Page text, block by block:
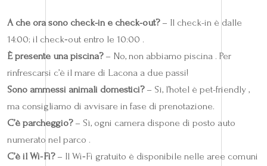
A che ora sono check-in e check-out?– Il check-in è dalle
14:00; il check‑out entro le 10:00 .
È presente una piscina?– No, non abbiamo piscina . Per
rinfrescarsi c’è il mare di Lacona a due passi!
Sono ammessi animali domestici?– Sì, l’hotel è pet-friendly ,
ma consigliamo di avvisare in fase di prenotazione.
C’è parcheggio?– Sì, ogni camera dispone di posto auto
numerato nel parco .
C’è il Wi‑Fi?– Il Wi‑Fi gratuito è disponibile nelle aree comuni